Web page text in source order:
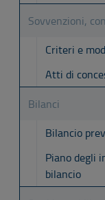
Sovvenzioni,
Criteri e
Atti di
Bilanci
Bilancio
Piano degli
bilancio